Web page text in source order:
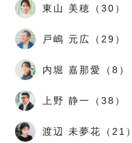
東山 美穂（30）
戸嶋 元広（29）
内堀 嘉那愛（8）
上野 静一（38）
渡辺 未夢花（21）